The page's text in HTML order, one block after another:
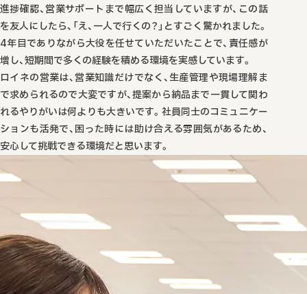
進捗確認、営業サポートまで幅広く担当していますが、この話
を友人にしたら、「え、一人で行くの？」とすごく驚かれました。
4年目でありながら大役を任せていただいたことで、責任感が
増し、短期間で多くの経験を積める環境を実感しています。
ロイネの営業は、営業知識だけでなく、生産管理や現場理解ま
で求められるので大変ですが、提案から納品まで一貫して関わ
れるやりがいは何よりも大きいです。社員同士のコミュニケー
ションも活発で、困った時には助け合える雰囲気があるため、
安心して挑戦できる環境だと思います。